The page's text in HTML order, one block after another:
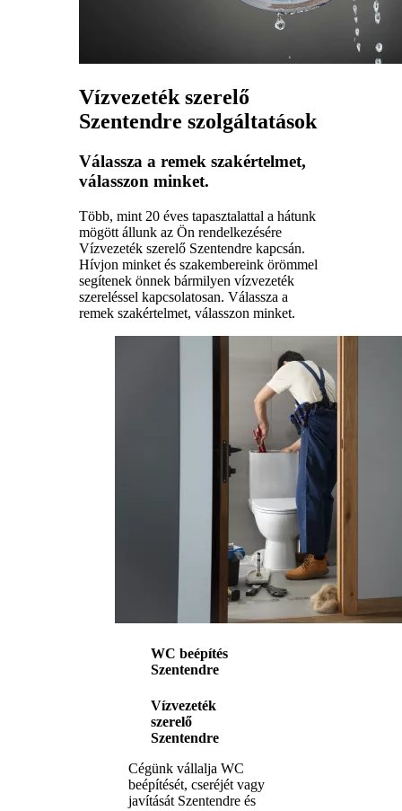
Vízvezeték szerelő
Szentendre szolgáltatások
Válassza a remek szakértelmet,
válasszon minket.
Több, mint 20 éves tapasztalattal a hátunk
mögött állunk az Ön rendelkezésére
Vízvezeték szerelő Szentendre kapcsán.
Hívjon minket és szakembereink örömmel
segítenek önnek bármilyen vízvezeték
szereléssel kapcsolatosan. Válassza a
remek szakértelmet, válasszon minket.
WC beépítés
Szentendre
Vízvezeték
szerelő
Szentendre
Cégünk vállalja WC
beépítését, cseréjét vagy
javítását Szentendre és